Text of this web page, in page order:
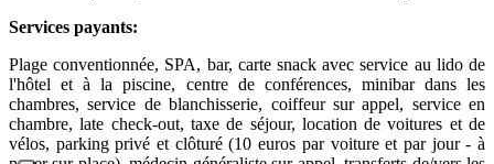
Services payants:
Plage conventionnée, SPA, bar, carte snack avec service au lido de
l'hôtel et à la piscine, centre de conférences, minibar dans les
chambres, service de blanchisserie, coiffeur sur appel, service en
chambre, late check-out, taxe de séjour, location de voitures et de
vélos, parking privé et clôturé (10 euros par voiture et par jour - à